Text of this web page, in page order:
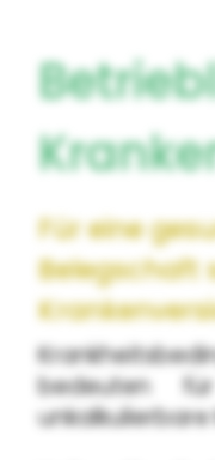
Für eine
Belegschaft
bedeuten
unkalkulierbare